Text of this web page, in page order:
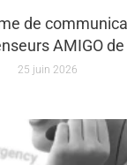
de
AMIGO de
25 juin 2026